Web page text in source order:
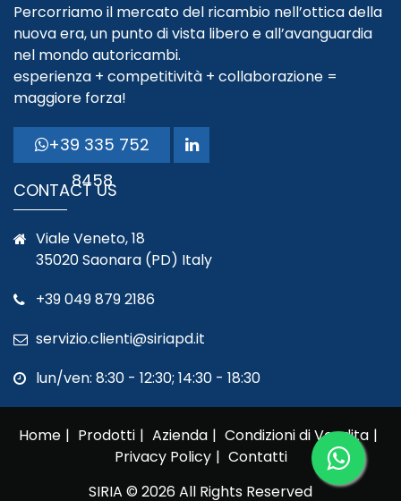
Percorriamo il mercato del ricambio nell’ottica della
nuova era, un punto di vista libero e all’avanguardia
nel mondo autoricambi.
esperienza + competitività + collaborazione =
maggiore forza!
+39 335 752
8458
CONTACT US
Viale Veneto, 18
35020 Saonara (PD) Italy
+39 049 879 2186
servizio.clienti@siriapd.it
lun/ven: 8:30 - 12:30; 14:30 - 18:30
Home Prodotti Azienda
Condizioni di Vendita
Privacy Policy
Contatti
SIRIA © 2026 All Rights Reserved